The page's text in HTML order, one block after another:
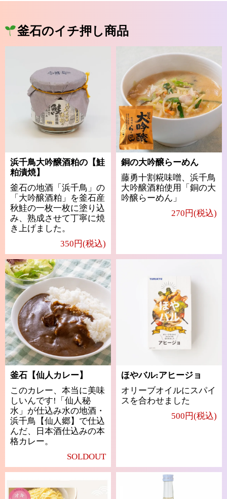
釜石のイチ押し商品
浜千鳥大吟醸酒粕の【鮭
粕漬焼】
釜石の地酒「浜千鳥」の
「大吟醸酒粕」を釜石産
秋鮭の一枚一枚に塗り込
み、熟成させて丁寧に焼
き上げました。
350円(税込)
銅の大吟醸らーめん
藤勇十割糀味噌、浜千鳥
大吟醸酒粕使用「銅の大
吟醸らーめん」
270円(税込)
釜石【仙人カレー】
このカレー、本当に美味
しいんです!「仙人秘
水」が仕込み水の地酒・
浜千鳥【仙人郷】で仕込
んだ、日本酒仕込みの本
格カレー。
SOLDOUT
ほやバル:アヒージョ
オリーブオイルにスパイ
スを合わせました
500円(税込)